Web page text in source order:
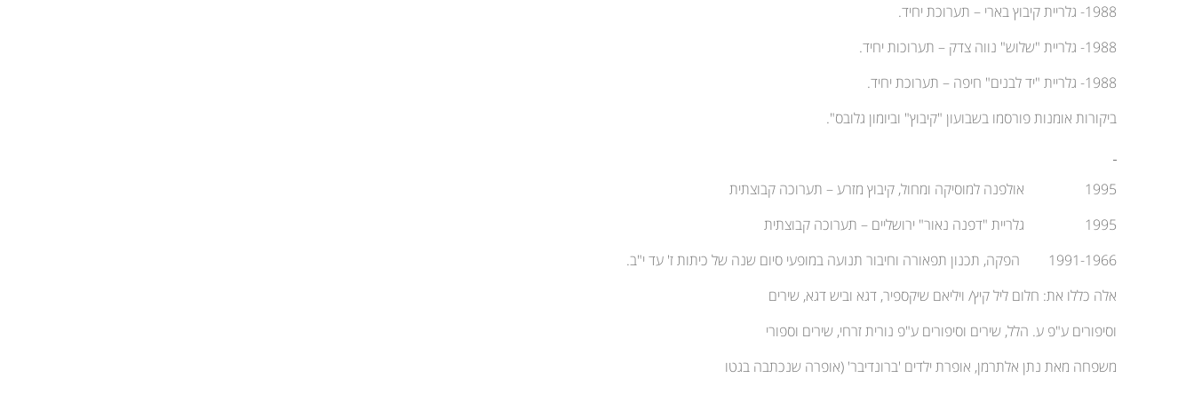
1988- גלריית קיבוץ בארי – תערוכת יחיד.
1988- גלריית "שלוש" נווה צדק – תערוכות יחיד.
1988- גלריית "יד לבנים" חיפה – תערוכת יחיד.
ביקורות אומנות פורסמו בשבועון "קיבוץ" וביומון גלובס".
1995 אולפנה למוסיקה ומחול, קיבוץ מזרע – תערוכה קבוצתית
1995 גלריית "דפנה נאור" ירושליים – תערוכה קבוצתית
1991-1966 הפקה, תכנון תפאורה וחיבור תנועה במופעי סיום שנה של כיתות ז' עד י"ב.
אלה כללו את: חלום ליל קיץ/ ויליאם שיקספיר, דגא וביש דגא, שירים
וסיפורים ע"פ ע. הלל, שירים וסיפורים ע"פ נורית זרחי, שירים וספורי
משפחה מאת נתן אלתרמן, אופרת ילדים 'ברונדיבר' (אופרה שנכתבה בגטו